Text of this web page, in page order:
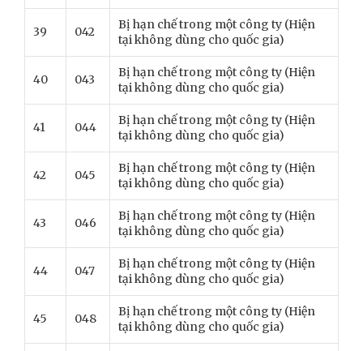
39 042
Bị hạn chế trong một công ty (Hiện
tại không dùng cho quốc gia)
40 043
Bị hạn chế trong một công ty (Hiện
tại không dùng cho quốc gia)
41 044
Bị hạn chế trong một công ty (Hiện
tại không dùng cho quốc gia)
42 045
Bị hạn chế trong một công ty (Hiện
tại không dùng cho quốc gia)
43 046
Bị hạn chế trong một công ty (Hiện
tại không dùng cho quốc gia)
44 047
Bị hạn chế trong một công ty (Hiện
tại không dùng cho quốc gia)
45 048
Bị hạn chế trong một công ty (Hiện
tại không dùng cho quốc gia)